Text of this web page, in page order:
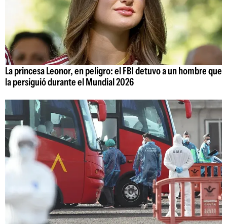
La princesa Leonor, en peligro: el FBI detuvo a un hombre que
la persiguió durante el Mundial 2026